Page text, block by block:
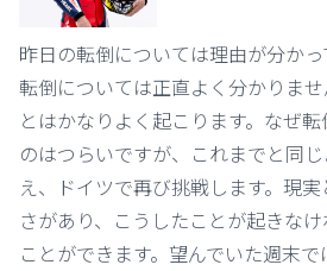
昨日の転倒については理由が分か
転倒については正直よく分かりま
とはかなりよく起こります。なぜ
のはつらいですが、これまでと同
え、ドイツで再び挑戦します。現
さがあり、こうしたことが起きな
ことができます。望んでいた週末